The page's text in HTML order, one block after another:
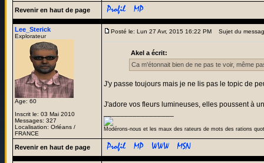
Revenir en haut de page
Lee_Sterick
Explorateur
Age: 60
Inscrit le: 03 Mai 2010
Messages: 327
Localisation: Orléans /
FRANCE
Posté le: Lun 27 Avr, 2015 16:22 PM Sujet du
Akel a écrit:
Ca m'étonnait bien de ne pas te voir, même
J'y passe toujours mais je ne lis pas le topic de
J'adore vos fleurs lumineuses, elles poussent à
Modérons-nous et les maux des rateurs de mots des rations
Revenir en haut de page